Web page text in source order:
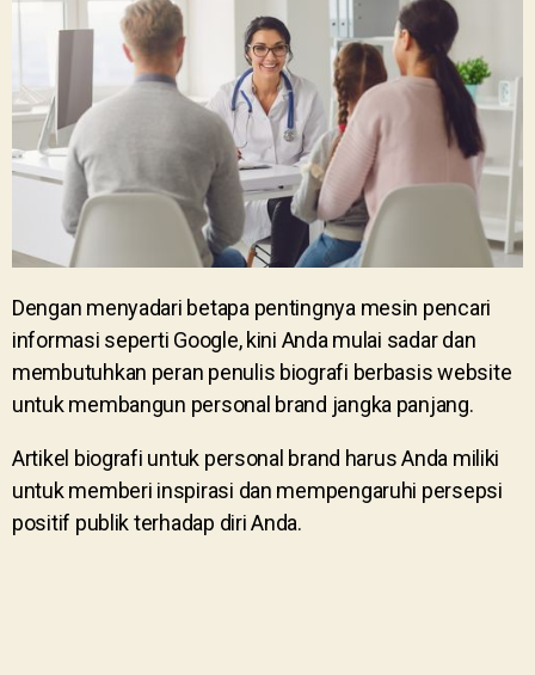
Dengan menyadari betapa pentingnya mesin pencari
informasi seperti Google, kini Anda mulai sadar dan
membutuhkan peran penulis biografi berbasis website
untuk membangun personal brand jangka panjang.
Artikel biografi untuk personal brand harus Anda miliki
untuk memberi inspirasi dan mempengaruhi persepsi
positif publik terhadap diri Anda.